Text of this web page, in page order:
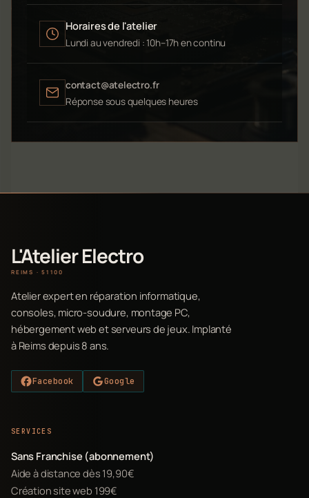
Horaires de l'atelier
Lundi au vendredi : 10h–17h en continu
contact@atelectro.fr
Réponse sous quelques heures
L'Atelier Electro
REIMS · 51100
Atelier expert en réparation informatique,
consoles, micro-soudure, montage PC,
hébergement web et serveurs de jeux. Implanté
à Reims depuis 8 ans.
Facebook Google
SERVICES
Sans Franchise (abonnement)
Aide à distance dès 19,90€
Création site web 199€